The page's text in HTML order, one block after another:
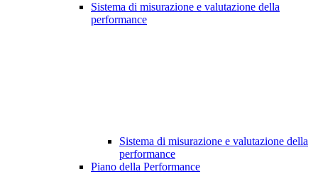
Sistema di misurazione e valutazione della
performance
Sistema di misurazione e valutazione della
performance
Piano della Performance